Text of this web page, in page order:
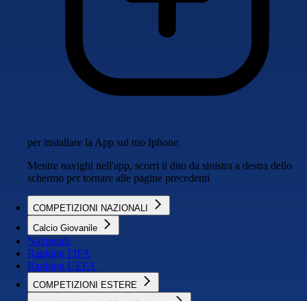
per installare la App sul tuo Iphone.
Mentre navighi nell'app, scorri il dito da sinistra a destra dello
schermo per tornare alle pagine precedenti
COMPETIZIONI NAZIONALI
Calcio Giovanile
Nazionale
Ranking FIFA
Ranking UEFA
COMPETIZIONI ESTERE